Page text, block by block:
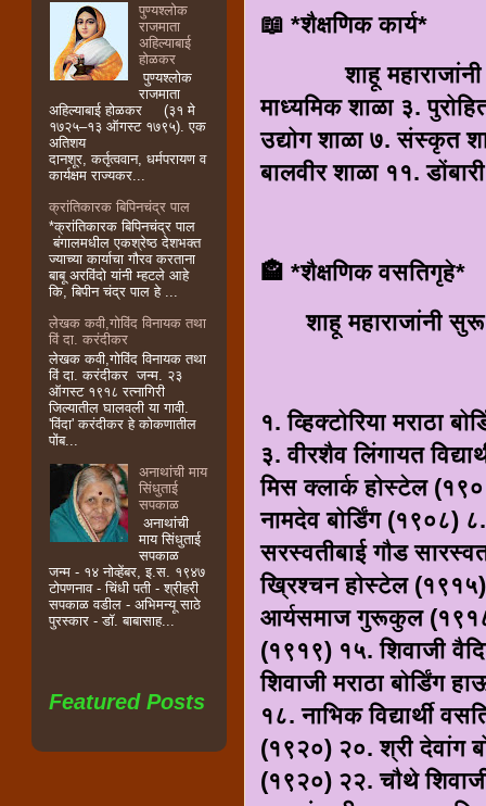
📖 *शैक्षणिक कार्य*
शाहू महाराजांनी
माध्यमिक शाळा ३.
उद्योग शाळा ७. संस्कृत
बालवीर शाळा ११.
🏤 *शैक्षणिक वसतिगृहे*
शाहू महाराजांनी सुरू
१. व्हिक्टोरिया मराठा
३. वीरशैव लिंगायत
मिस क्लार्क होस्टेल
नामदेव बोर्डिंग (१९०८)
सरस्वतीबाई गौड
ख्रिश्चन होस्टेल (१९१५)
आर्यसमाज गुरूकुल (१९१८)
(१९१९) १५. शिवाजी
शिवाजी मराठा
१८. नाभिक विद्यार्थी
(१९२०) २०. श्री देवांग
(१९२०) २२. चौथे
पुण्यश्लोक
राजमाता
अहिल्याबाई
होळकर
पुण्यश्लोक
राजमाता
अहिल्याबाई होळकर (३१ मे
१७२५–१३ ऑगस्ट १७९५). एक
अतिशय
दानशूर, कर्तृत्ववान, धर्मपरायण व
कार्यक्षम राज्यकर...
क्रांतिकारक बिपिनचंद्र पाल
*क्रांतिकारक बिपिनचंद्र पाल
बंगालमधील एकश्रेष्ठ देशभक्त
ज्याच्या कार्याचा गौरव करताना
बाबू अरविंदो यांनी म्हटले आहे
कि, बिपीन चंद्र पाल हे ...
लेखक कवी,गोविंद विनायक तथा
विं दा. करंदीकर
लेखक कवी,गोविंद विनायक तथा
विं दा. करंदीकर जन्म. २३
ऑगस्ट १९१८ रत्नागिरी
जिल्यातील घालवली या गावी.
'विंदा' करंदीकर हे कोकणातील
पोंब...
अनाथांची माय
सिंधुताई
सपकाळ
अनाथांची
माय सिंधुताई
सपकाळ
जन्म - १४ नोव्हेंबर, इ.स. १९४७
टोपणनाव - चिंधी पती - श्रीहरी
सपकाळ वडील - अभिमन्यू साठे
पुरस्कार - डॉ. बाबासाह...
Featured Posts